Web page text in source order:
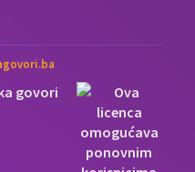
govori